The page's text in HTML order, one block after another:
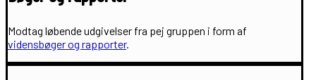
Modtag løbende udgivelser fra pej gruppen i form af
vidensbøger og rapporter.